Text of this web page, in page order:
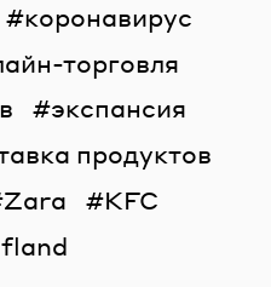
коронавирус
торговля
экспансия
продуктов
Zara
KFC